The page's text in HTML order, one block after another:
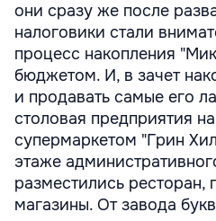
они сразу же после
налоговики стали
процесс накопления
бюджетом. И, в зачет
и продавать самые его
столовая предприятия
супермаркетом "Грин
этаже
разместились ресторан,
магазины. От завода